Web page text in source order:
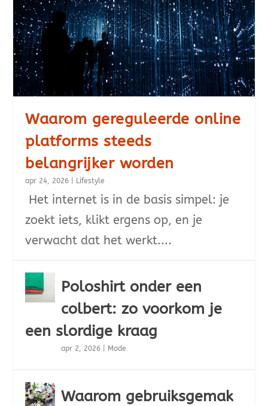
Waarom gereguleerde online
platforms steeds
belangrijker worden
apr 24, 2026 Lifestyle
Het internet is in de basis simpel: je
zoekt iets, klikt ergens op, en je
verwacht dat het werkt....
Poloshirt onder een
colbert: zo voorkom je
een slordige kraag
apr 2, 2026 Mode
Waarom gebruiksgemak